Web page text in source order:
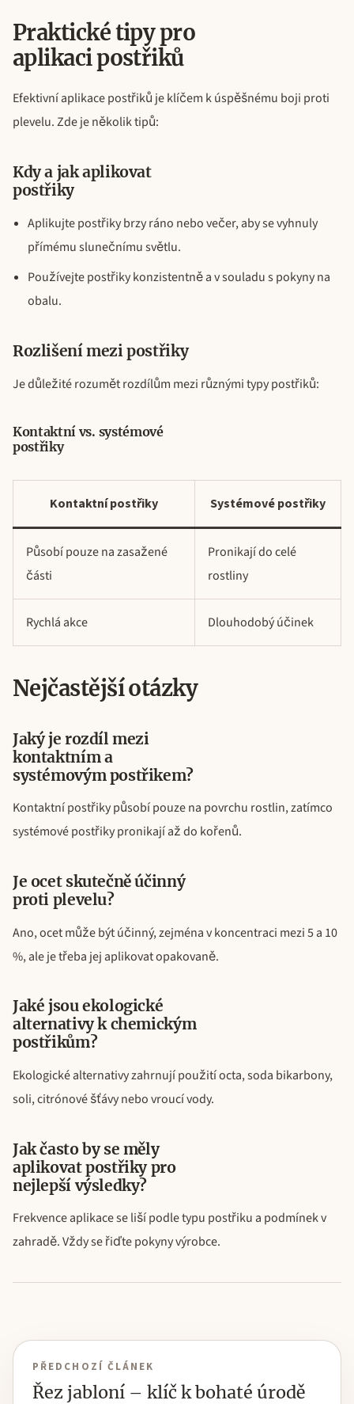
Praktické tipy pro
aplikaci postřiků
Efektivní aplikace postřiků je klíčem k úspěšnému boji proti
plevelu. Zde je několik tipů:
Kdy a jak aplikovat
postřiky
Aplikujte postřiky brzy ráno nebo večer, aby se vyhnuly
přímému slunečnímu světlu.
Používejte postřiky konzistentně a v souladu s pokyny na
obalu.
Rozlišení mezi postřiky
Je důležité rozumět rozdílům mezi různými typy postřiků:
Kontaktní vs. systémové
postřiky
Kontaktní postřiky Systémové postřiky
Působí pouze na zasažené
části
Pronikají do celé
rostliny
Rychlá akce Dlouhodobý účinek
Nejčastější otázky
Jaký je rozdíl mezi
kontaktním a
systémovým postřikem?
Kontaktní postřiky působí pouze na povrchu rostlin, zatímco
systémové postřiky pronikají až do kořenů.
Je ocet skutečně účinný
proti plevelu?
Ano, ocet může být účinný, zejména v koncentraci mezi 5 a 10
%, ale je třeba jej aplikovat opakovaně.
Jaké jsou ekologické
alternativy k chemickým
postřikům?
Ekologické alternativy zahrnují použití octa, soda bikarbony,
soli, citrónové šťávy nebo vroucí vody.
Jak často by se měly
aplikovat postřiky pro
nejlepší výsledky?
Frekvence aplikace se liší podle typu postřiku a podmínek v
zahradě. Vždy se řiďte pokyny výrobce.
PŘEDCHOZÍ ČLÁNEK
Řez jabloní – klíč k bohaté úrodě